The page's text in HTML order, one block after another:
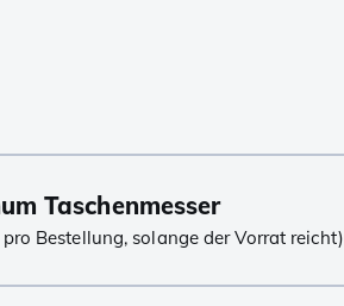
Taschenmesser
Bestellung, solange der Vorrat reicht)